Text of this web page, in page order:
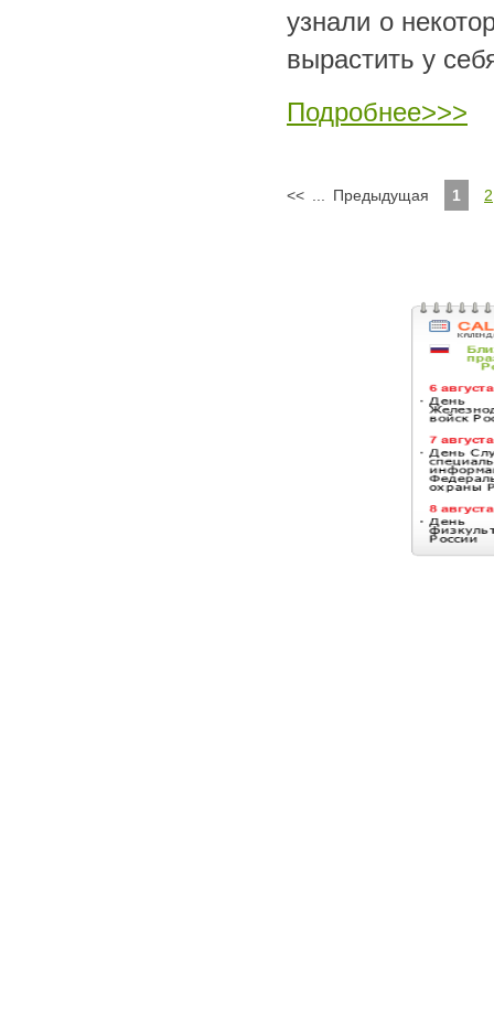
узнали о
вырастить у
Подробнее>>>
<< Предыдущая 1 2